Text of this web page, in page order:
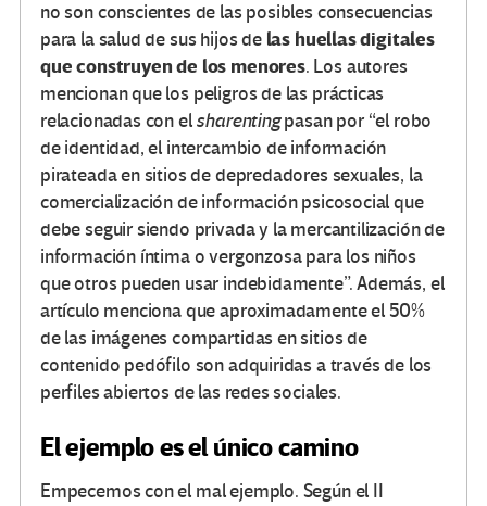
no son conscientes de las posibles consecuencias
para la salud de sus hijos delas huellas digitales
que construyen de los menores. Los autores
mencionan que los peligros de las prácticas
relacionadas con elsharentingpasan por “el robo
de identidad, el intercambio de información
pirateada en sitios de depredadores sexuales, la
comercialización de información psicosocial que
debe seguir siendo privada y la mercantilización de
información íntima o vergonzosa para los niños
que otros pueden usar indebidamente”. Además, el
artículo menciona que aproximadamente el 50%
de las imágenes compartidas en sitios de
contenido pedófilo son adquiridas a través de los
perfiles abiertos de las redes sociales.
El ejemplo es el único camino
Empecemos con el mal ejemplo. Según el II